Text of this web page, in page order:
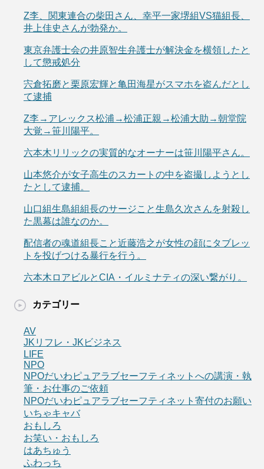
Z李、関東連合の柴田さん、幸平一家堺組VS猫組長、
井上佳史さんが勃発か。
東京弁護士会の井原智生弁護士が解決金を横領したと
して懲戒処分
宍倉拓磨と栗原宏輝と亀田海星がスマホを盗んだとし
て逮捕
Z李→アレックス松浦→松浦正親→松浦大助→朝堂院
大覚→笹川陽平。
六本木リリックの実質的なオーナーは笹川陽平さん。
山本悠介が女子高生のスカートの中を盗撮しようとし
たとして逮捕。
山口組生島組組長のサージこと生島久次さんを射殺し
た黒幕は誰なのか。
配信者の魂道組長こと近藤浩之が女性の顔にタブレッ
トを投げつける暴行を行う。
六本木ロアビルとCIA・イルミナティの深い繋がり。
カテゴリー
AV
JKリフレ・JKビジネス
LIFE
NPO
NPOだいわピュアラブセーフティネットへの講演・執
筆・お仕事のご依頼
NPOだいわピュアラブセーフティネット寄付のお願い
いちゃキャバ
おもしろ
お笑い・おもしろ
はあちゅう
ふわっち